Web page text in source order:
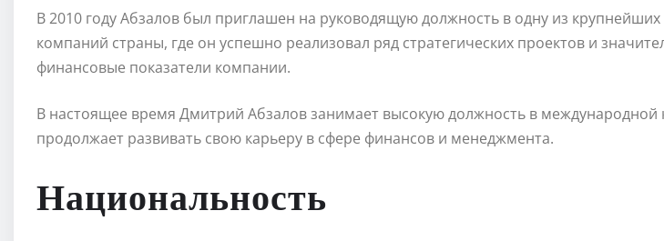
В 2010 году Абзалов был приглашен на руководящую должность в одну из крупнейших
компаний страны, где он успешно реализовал ряд стратегических проектов и
финансовые показатели компании.
В настоящее время Дмитрий Абзалов занимает высокую должность в международной
продолжает развивать свою карьеру в сфере финансов и менеджмента.
Национальность